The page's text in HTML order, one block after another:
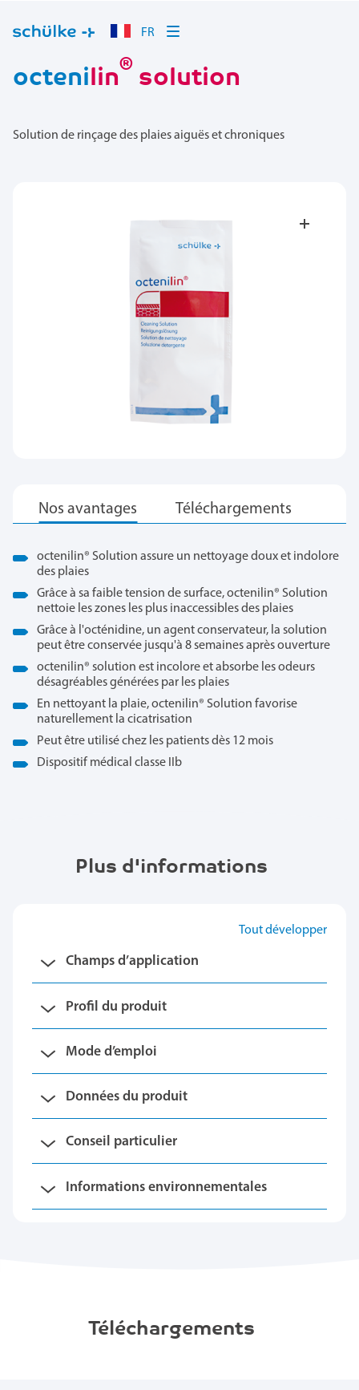
FR
octenilin® solution
Solution de rinçage des plaies aiguës et chroniques
octenilin® Solution assure un nettoyage doux et indolore
des plaies
Grâce à sa faible tension de surface, octenilin® Solution
nettoie les zones les plus inaccessibles des plaies
Grâce à l'octénidine, un agent conservateur, la solution
peut être conservée jusqu'à 8 semaines après ouverture
octenilin® solution est incolore et absorbe les odeurs
désagréables générées par les plaies
En nettoyant la plaie, octenilin® Solution favorise
naturellement la cicatrisation
Peut être utilisé chez les patients dès 12 mois
Dispositif médical classe IIb
Plus d'informations
Tout développer
Champs d’application
Profil du produit
Mode d’emploi
Données du produit
Conseil particulier
Informations environnementales
Téléchargements